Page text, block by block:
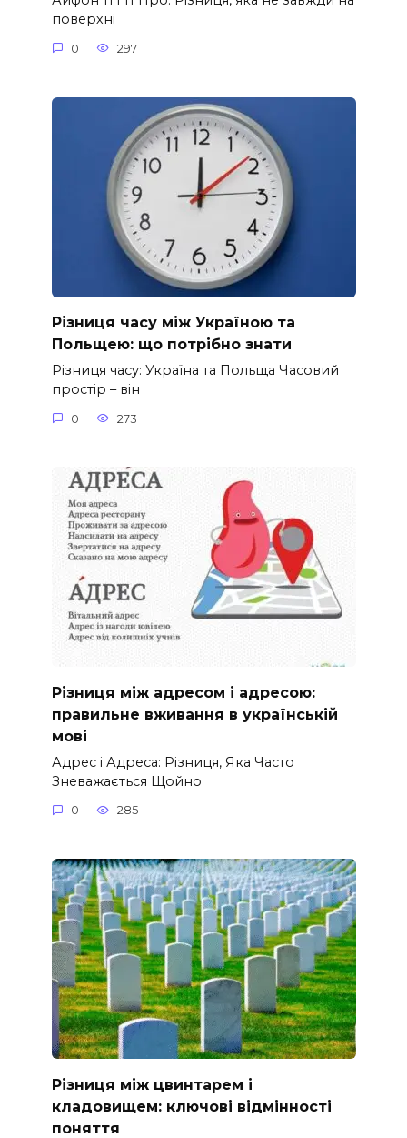
поверхні
0 297
Різниця часу між Україною та
Польщею: що потрібно знати
Різниця часу: Україна та Польща Часовий
простір – він
0 273
Різниця між адресом і адресою:
правильне вживання в українській
мові
Адрес і Адреса: Різниця, Яка Часто
Зневажається Щойно
0 285
Різниця між цвинтарем і
кладовищем: ключові відмінності
поняття